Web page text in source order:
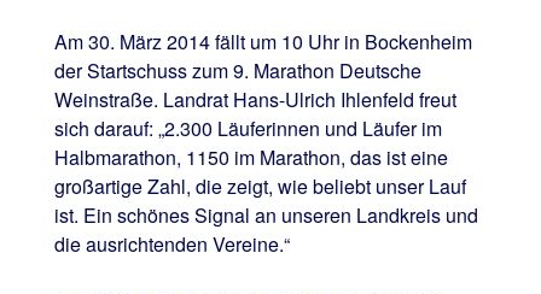
Am 30. März 2014 fällt um 10 Uhr in Bockenheim
der Startschuss zum 9. Marathon Deutsche
Weinstraße. Landrat Hans-Ulrich Ihlenfeld freut
sich darauf: „2.300 Läuferinnen und Läufer im
Halbmarathon, 1150 im Marathon, das ist eine
großartige Zahl, die zeigt, wie beliebt unser Lauf
ist. Ein schönes Signal an unseren Landkreis und
die ausrichtenden Vereine.“